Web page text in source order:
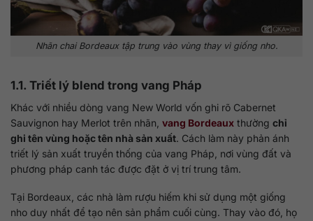
Nhãn chai Bordeaux tập trung vào vùng thay vì giống nho.
1.1. Triết lý blend trong vang Pháp
Khác với nhiều dòng vang New World vốn ghi rõ Cabernet
Sauvignon hay Merlot trên nhãn, vang Bordeaux thường chỉ
ghi tên vùng hoặc tên nhà sản xuất. Cách làm này phản ánh
triết lý sản xuất truyền thống của vang Pháp, nơi vùng đất và
phương pháp canh tác được đặt ở vị trí trung tâm.
Tại Bordeaux, các nhà làm rượu hiếm khi sử dụng một giống
nho duy nhất để tạo nên sản phẩm cuối cùng. Thay vào đó, họ